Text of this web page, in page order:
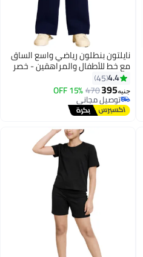
2
نايلتون بنطلون رياضي واسع الساق
مع خط للأطفال والمراهقين - خصر
مرتفع - جيوب جانبية برباط للبنات
4.4
45
جنيه395
470
15% OFF
توصيل مجاني
توصيل مجاني